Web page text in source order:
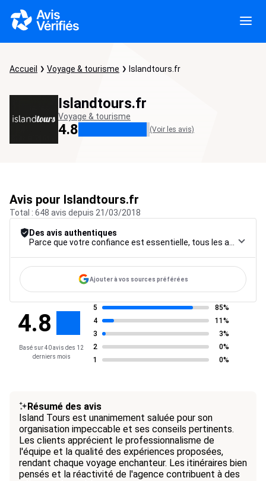
Accueil Voyage & tourisme Islandtours.fr
Islandtours.fr
Voyage & tourisme
4.8 (Voir les avis)
Avis pour Islandtours.fr
Total : 648 avis depuis 21/03/2018
Des avis authentiques
Ajouter à vos sources préférées
4.8
Basé sur 40 avis des 12
derniers mois
5
85%
4
11%
3
3%
2
0%
1
0%
Résumé des avis
Island Tours est unanimement saluée pour son
organisation impeccable et ses conseils pertinents.
Les clients apprécient le professionnalisme de
l'équipe et la qualité des expériences proposées,
rendant chaque voyage enchanteur. Les itinéraires bien
pensés et la réactivité de l'agence contribuent à des